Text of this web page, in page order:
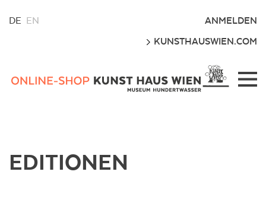
WÄHLEN
DIESE
DE EN
ANMELDEN
KUNSTHAUSWIEN.COM
Wien
EDITIONEN